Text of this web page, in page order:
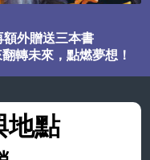
額外贈送三本書
轉未來，點燃夢想！
地點